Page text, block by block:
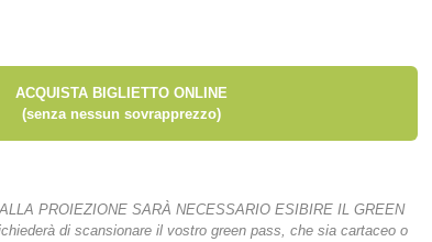
ACQUISTA BIGLIETTO ONLINE
(senza nessun sovrapprezzo)
PROIEZIONE SARÀ NECESSARIO ESIBIRE IL GREEN
di scansionare il vostro green pass, che sia cartaceo o